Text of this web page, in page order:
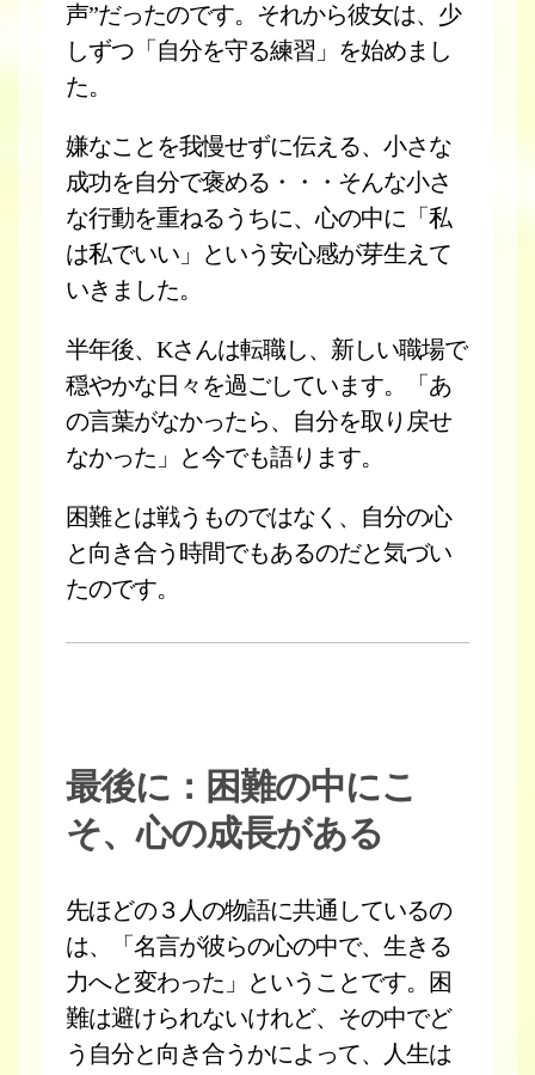
声”だったのです。それから彼女は、少
しずつ「自分を守る練習」を始めまし
た。
嫌なことを我慢せずに伝える、小さな
成功を自分で褒める・・・そんな小さ
な行動を重ねるうちに、心の中に「私
は私でいい」という安心感が芽生えて
いきました。
半年後、Kさんは転職し、新しい職場で
穏やかな日々を過ごしています。「あ
の言葉がなかったら、自分を取り戻せ
なかった」と今でも語ります。
困難とは戦うものではなく、自分の心
と向き合う時間でもあるのだと気づい
たのです。
最後に：困難の中にこ
そ、心の成長がある
先ほどの３人の物語に共通しているの
は、「名言が彼らの心の中で、生きる
力へと変わった」ということです。困
難は避けられないけれど、その中でど
う自分と向き合うかによって、人生は